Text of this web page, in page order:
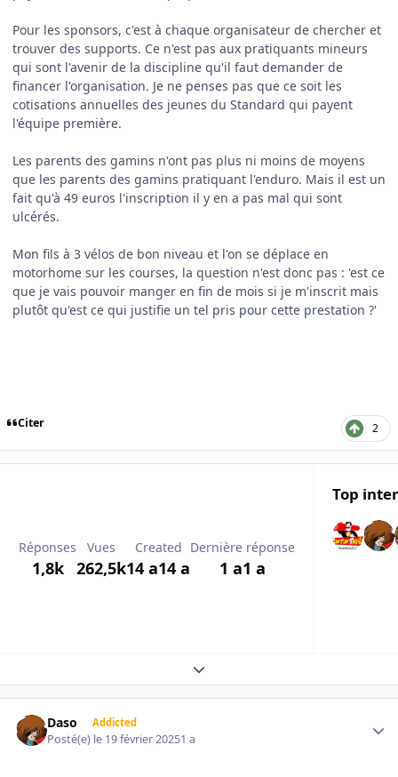
Pour les sponsors, c'est à chaque organisateur de chercher et
trouver des supports. Ce n'est pas aux pratiquants mineurs
qui sont l'avenir de la discipline qu'il faut demander de
financer l'organisation. Je ne penses pas que ce soit les
cotisations annuelles des jeunes du Standard qui payent
l'équipe première.
Les parents des gamins n'ont pas plus ni moins de moyens
que les parents des gamins pratiquant l'enduro. Mais il est un
fait qu'à 49 euros l'inscription il y en a pas mal qui sont
ulcérés.
Mon fils à 3 vélos de bon niveau et l'on se déplace en
motorhome sur les courses, la question n'est donc pas : 'est ce
que je vais pouvoir manger en fin de mois si je m'inscrit mais
plutôt qu'est ce qui justifie un tel pris pour cette prestation ?'
Citer 2
Réponses
1,8k
Vues
262,5k
Created
14 a14 a
Dernière réponse
1 a1 a
Top
Expand topic overview
Daso Addicted
Posté(e) le 19 février 20251 a